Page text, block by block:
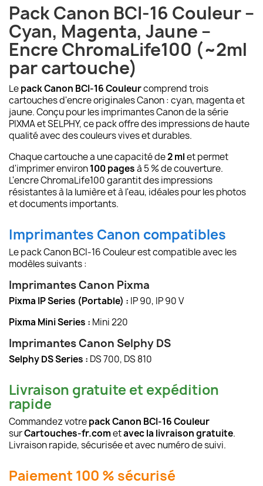
Pack Canon BCI-16 Couleur –
Cyan, Magenta, Jaune –
Encre ChromaLife100 (~2ml
par cartouche)
Lepack Canon BCI-16 Couleurcomprend trois
cartouches d'encre originales Canon : cyan, magenta et
jaune. Conçu pour les imprimantes Canon de la série
PIXMA et SELPHY, ce pack offre des impressions de haute
qualité avec des couleurs vives et durables.
Chaque cartouche a une capacité de2 mlet permet
d'imprimer environ100 pagesà 5 % de couverture.
L'encre ChromaLife100 garantit des impressions
résistantes à la lumière et à l'eau, idéales pour les photos
et documents importants.
Imprimantes Canon compatibles
Le pack Canon BCI-16 Couleur est compatible avec les
modèles suivants :
Imprimantes Canon Pixma
Pixma IP Series (Portable) : IP 90, IP 90 V
Pixma Mini Series : Mini 220
Imprimantes Canon Selphy DS
Selphy DS Series : DS 700, DS 810
Livraison gratuite et expédition
rapide
Commandez votrepack Canon BCI-16 Couleur
surCartouches-fr.cometavec la livraison gratuite.
Livraison rapide, sécurisée et avec numéro de suivi.
Paiement 100 % sécurisé